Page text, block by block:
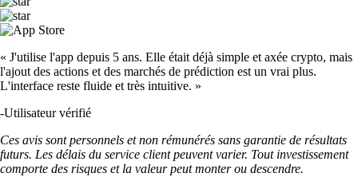
« J'utilise l'app depuis 5 ans. Elle était déjà simple et axée crypto, mais
l'ajout des actions et des marchés de prédiction est un vrai plus.
L'interface reste fluide et très intuitive. »
-Utilisateur vérifié
Ces avis sont personnels et non rémunérés sans garantie de résultats
futurs. Les délais du service client peuvent varier. Tout investissement
comporte des risques et la valeur peut monter ou descendre.